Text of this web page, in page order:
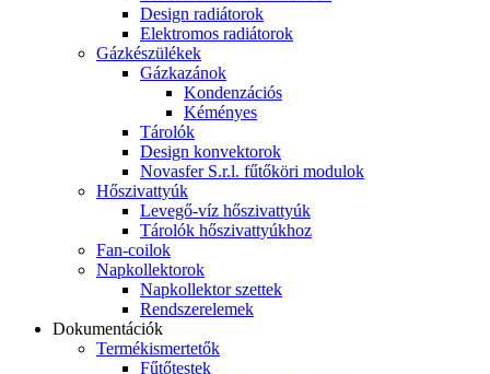
Design radiátorok
Elektromos radiátorok
Gázkészülékek
Gázkazánok
Kondenzációs
Kéményes
Tárolók
Design konvektorok
Novasfer S.r.l. fűtőköri modulok
Hőszivattyúk
Levegő-víz hőszivattyúk
Tárolók hőszivattyúkhoz
Fan-coilok
Napkollektorok
Napkollektor szettek
Rendszerelemek
Dokumentációk
Termékismertetők
Fűtőtestek